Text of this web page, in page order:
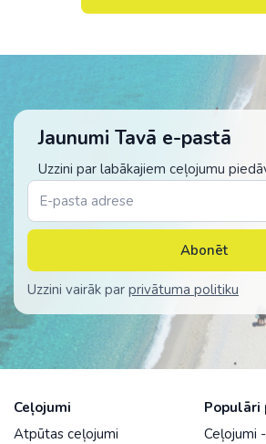
Jaunumi Tavā e-pastā
Uzzini par labākajiem ceļojumu
Abonēt
Uzzini vairāk par privātuma politiku
Ceļojumi
Atpūtas ceļojumi
Populāri
Ceļojumi